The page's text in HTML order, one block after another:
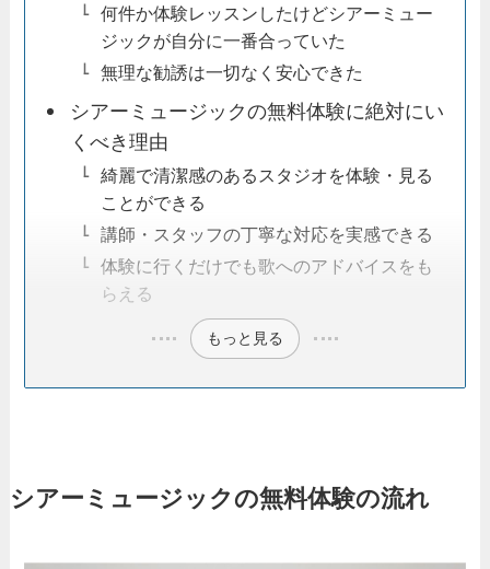
何件か体験レッスンしたけどシアーミュー
ジックが自分に一番合っていた
無理な勧誘は一切なく安心できた
シアーミュージックの無料体験に絶対にい
くべき理由
綺麗で清潔感のあるスタジオを体験・見る
ことができる
講師・スタッフの丁寧な対応を実感できる
体験に行くだけでも歌へのアドバイスをも
らえる
もっと見る
シアーミュージックの無料体験の流れ